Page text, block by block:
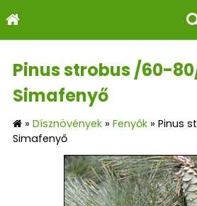
Pinus strobus /60-
Simafenyő
» Dísznövények » Fenyők » Pinus
Simafenyő